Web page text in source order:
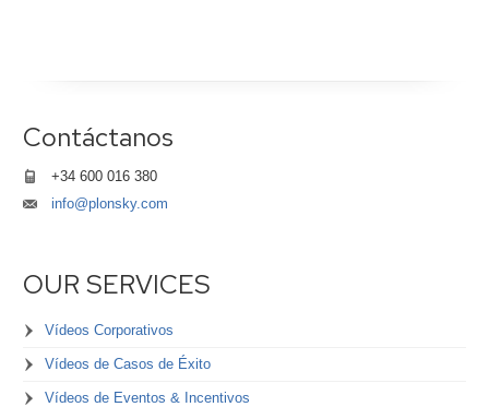
Contáctanos
+34 600 016 380
info@plonsky.com
OUR SERVICES
Vídeos Corporativos
Vídeos de Casos de Éxito
Vídeos de Eventos & Incentivos